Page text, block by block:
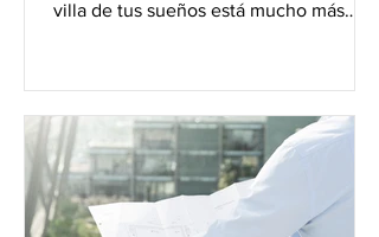
villa de tus sueños está mucho más